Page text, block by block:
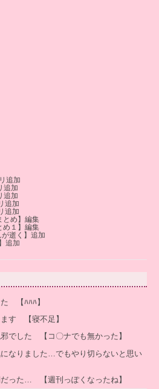
追加
追加
追加
追加
追加
め】編集
１】編集
逝く】追加
追加
【ﾊﾊﾊ】
す 【寝不足】
でした 【コ〇ナでも無かった】
なりました…でもやり切らないと思い
った… 【週刊っぽくなったね】